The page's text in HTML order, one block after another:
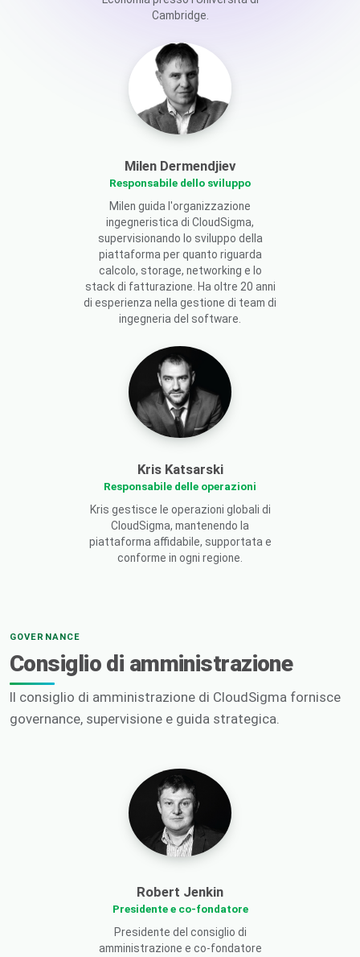
Cambridge.
Milen Dermendjiev
Responsabile dello sviluppo
Milen guida l'organizzazione
ingegneristica di CloudSigma,
supervisionando lo sviluppo della
piattaforma per quanto riguarda
calcolo, storage, networking e lo
stack di fatturazione. Ha oltre 20 anni
di esperienza nella gestione di team di
ingegneria del software.
Kris Katsarski
Responsabile delle operazioni
Kris gestisce le operazioni globali di
CloudSigma, mantenendo la
piattaforma affidabile, supportata e
conforme in ogni regione.
GOVERNANCE
Consiglio di amministrazione
Il consiglio di amministrazione di CloudSigma fornisce
governance, supervisione e guida strategica.
Robert Jenkin
Presidente e co-fondatore
Presidente del consiglio di
amministrazione e co-fondatore